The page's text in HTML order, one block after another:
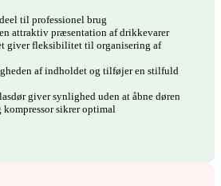
til professionel brug
attraktiv præsentation af drikkevarer
giver fleksibilitet til organisering af
af indholdet og tilføjer en stilfuld
giver synlighed uden at åbne døren
sikrer optimal